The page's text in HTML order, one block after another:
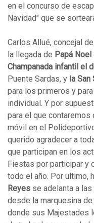
en el concurso de
Navidad" que se
Carlos Allué, concejal
la llegada de Papá
Champanada infantil el
Puente Sardas, y la San
para los primeros y
individual. Y por
para el que
móvil en el
querido agradecer a
que participan en los
Fiestas por participar y
todo el año. Por ultimo,
Reyes se adelanta a
desde la marquesina
donde sus Majestades